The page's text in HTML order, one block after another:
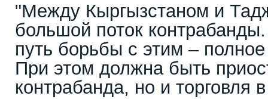
"Между Кыргызстаном и
большой поток
путь борьбы с этим –
При этом должна быть
контрабанда, но и торговля